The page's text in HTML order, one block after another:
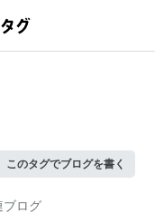
このタグでブログを書く
ブログ